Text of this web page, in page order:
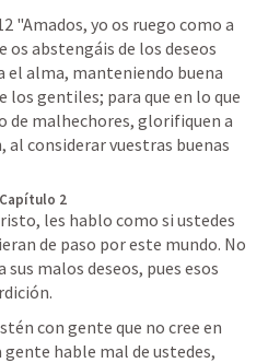
"Amados, yo os ruego como a
abstengáis de los deseos
alma, manteniendo buena
los gentiles; para que en lo que
de malhechores, glorifiquen a
al considerar vuestras buenas
Capítulo 2
les hablo como si ustedes
de paso por este mundo. No
sus malos deseos, pues esos
con gente que no cree en
gente hable mal de ustedes,